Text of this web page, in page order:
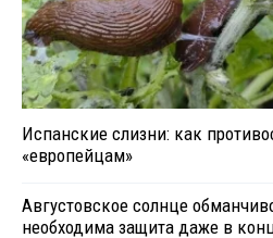
Испанские слизни: как
«европейцам»
Августовское солнце
необходима защита даже в